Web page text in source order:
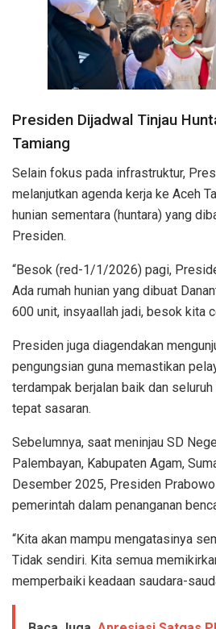
Presiden Dijadwal Tinjau
Tamiang
Selain fokus pada infrastruktur,
melanjutkan agenda kerja ke Aceh
hunian sementara (huntara) yang
Presiden.
“Besok (red-1/1/2026) pagi,
Ada rumah hunian yang dibuat
600 unit, insyaallah jadi, besok kita
Presiden juga diagendakan
pengungsian guna memastikan
terdampak berjalan baik dan
tepat sasaran.
Sebelumnya, saat meninjau SD
Palembayan, Kabupaten Agam,
Desember 2025, Presiden
pemerintah dalam penanganan
“Kita akan mampu mengatasinya
Tidak sendiri. Kita semua
memperbaiki keadaan saudara-